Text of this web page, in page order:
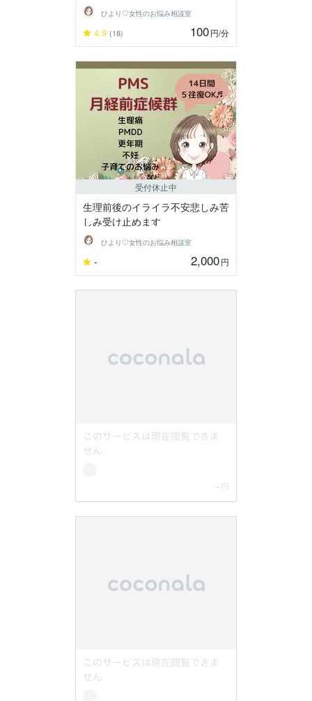
ひより♡女性のお悩み相談室
4.9 (18) 100円/分
受付休止中
生理前後のイライラ不安悲しみ苦
しみ受け止めます
ひより♡女性のお悩み相談室
- 2,000円